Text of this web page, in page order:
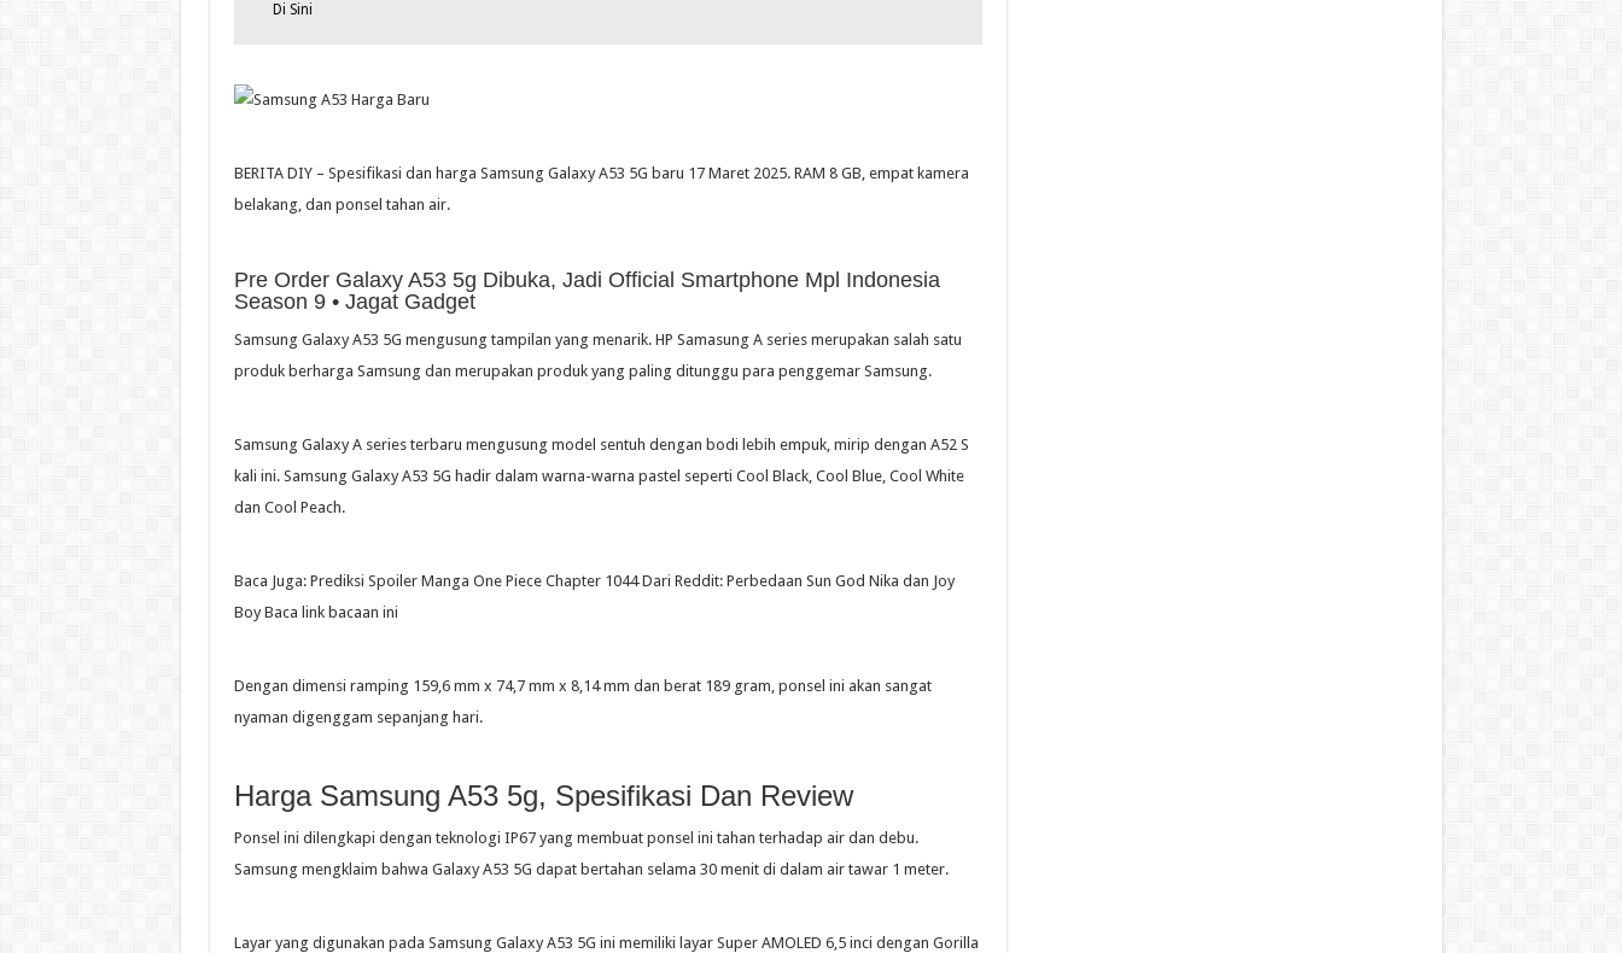
Di Sini
BERITA DIY – Spesifikasi dan harga Samsung Galaxy A53 5G baru 17 Maret 2025. RAM 8 GB, empat kamera
belakang, dan ponsel tahan air.
Pre Order Galaxy A53 5g Dibuka, Jadi Official Smartphone Mpl Indonesia
Season 9 • Jagat Gadget
Samsung Galaxy A53 5G mengusung tampilan yang menarik. HP Samasung A series merupakan salah satu
produk berharga Samsung dan merupakan produk yang paling ditunggu para penggemar Samsung.
Samsung Galaxy A series terbaru mengusung model sentuh dengan bodi lebih empuk, mirip dengan A52 S
kali ini. Samsung Galaxy A53 5G hadir dalam warna-warna pastel seperti Cool Black, Cool Blue, Cool White
dan Cool Peach.
Baca Juga: Prediksi Spoiler Manga One Piece Chapter 1044 Dari Reddit: Perbedaan Sun God Nika dan Joy
Boy Baca link bacaan ini
Dengan dimensi ramping 159,6 mm x 74,7 mm x 8,14 mm dan berat 189 gram, ponsel ini akan sangat
nyaman digenggam sepanjang hari.
Harga Samsung A53 5g, Spesifikasi Dan Review
Ponsel ini dilengkapi dengan teknologi IP67 yang membuat ponsel ini tahan terhadap air dan debu.
Samsung mengklaim bahwa Galaxy A53 5G dapat bertahan selama 30 menit di dalam air tawar 1 meter.
Layar yang digunakan pada Samsung Galaxy A53 5G ini memiliki layar Super AMOLED 6,5 inci dengan Gorilla